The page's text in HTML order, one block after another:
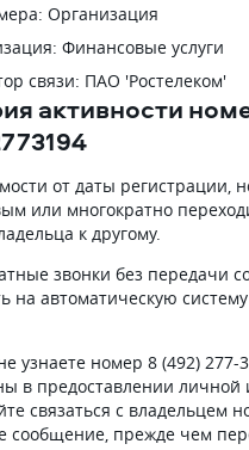
Организация
Финансовые услуги
связи: ПАО 'Ростелеком'
активности
от даты регистрации,
или многократно
к другому.
звонки без передачи
на автоматическую
узнаете номер 8 (492) 277-
в предоставлении
связаться с владельцем
сообщение, прежде чем